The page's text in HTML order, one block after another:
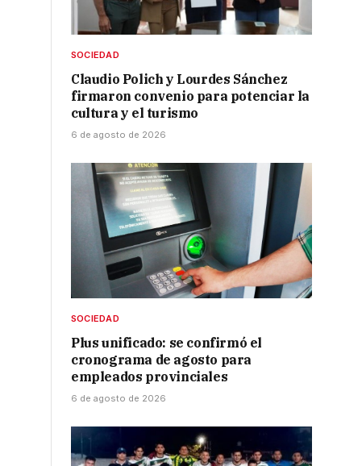
SOCIEDAD
Claudio Polich y Lourdes Sánchez
firmaron convenio para potenciar la
cultura y el turismo
6 de agosto de 2026
SOCIEDAD
Plus unificado: se confirmó el
cronograma de agosto para
empleados provinciales
6 de agosto de 2026